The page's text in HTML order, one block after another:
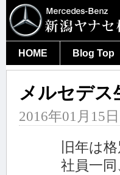
HOME Blog Top
メルセデ
2016年01月15
旧年は格別
社員一同